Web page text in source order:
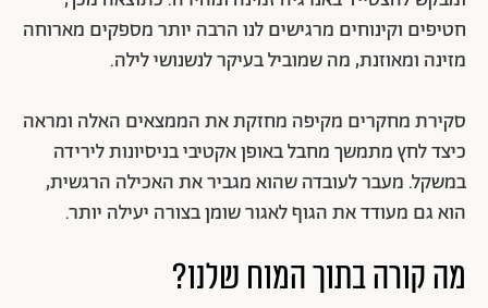
חטיפים וקינוחים מרגישים לנו הרבה יותר מספקים מארוחה
מזינה ומאוזנת, מה שמוביל בעיקר לנשנושי לילה.
סקירת מחקרים מקיפה מחזקת את הממצאים האלה ומראה
כיצד לחץ מתמשך מחבל באופן אקטיבי בניסיונות לירידה
במשקל. מעבר לעובדה שהוא מגביר את האכילה הרגשית,
הוא גם מעודד את הגוף לאגור שומן בצורה יעילה יותר.
מה קורה בתוך המוח שלנו?